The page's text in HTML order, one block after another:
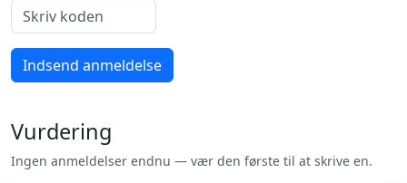
Indsend anmeldelse
Vurdering
Ingen anmeldelser endnu — vær den første til at skrive en.